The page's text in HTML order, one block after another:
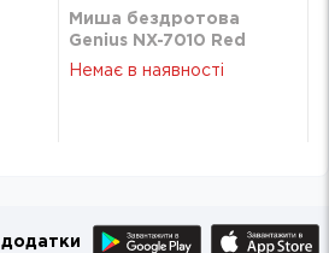
Миша бездротова
Genius NX-7010 Red
(31030014401)
Немає в наявності